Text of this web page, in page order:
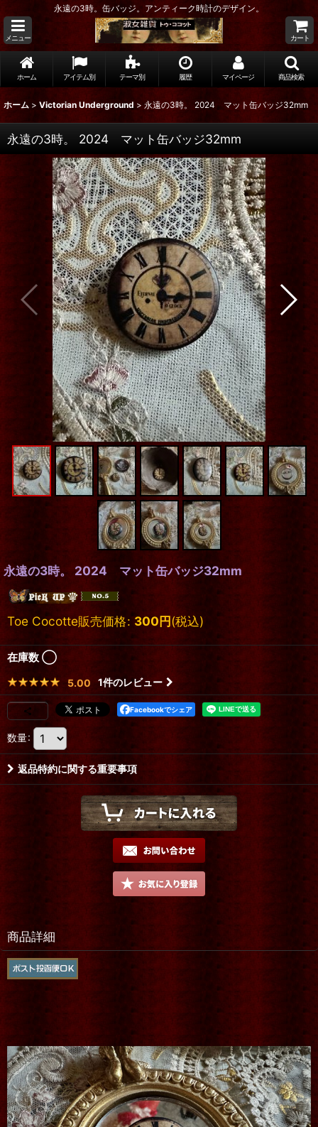
永遠の3時。缶バッジ。アンティーク時計のデザイン。
メニュー カート
ホーム アイテム別 テーマ別 履歴 マイページ 商品検索
ホーム > Victorian Underground > 永遠の3時。 2024 マット缶バッジ32mm
永遠の3時。 2024 マット缶バッジ32mm
永遠の3時。 2024 マット缶バッジ32mm
Toe Cocotte販売価格: 300円(税込)
在庫数 ◯
5.00 1件のレビュー
Facebookでシェア
数量:
返品特約に関する重要事項
商品詳細